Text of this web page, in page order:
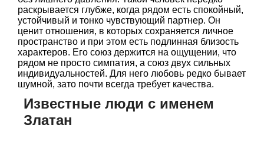
раскрывается глубже, когда рядом есть спокойный,
устойчивый и тонко чувствующий партнер. Он
ценит отношения, в которых сохраняется личное
пространство и при этом есть подлинная близость
характеров. Его союз держится на ощущении, что
рядом не просто симпатия, а союз двух сильных
индивидуальностей. Для него любовь редко бывает
шумной, зато почти всегда требует качества.
Известные люди с именем
Златан